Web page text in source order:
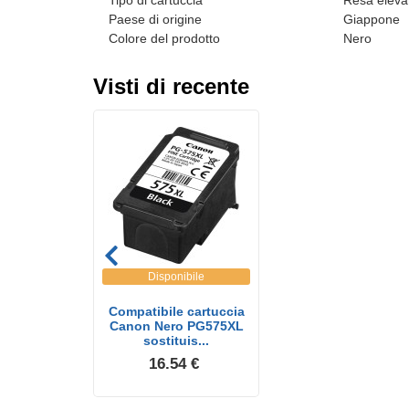
Paese di origine
Giappone
Colore del prodotto
Nero
Visti di recente
Disponibile
Compatibile cartuccia
Canon Nero PG575XL
sostituis...
16.54 €